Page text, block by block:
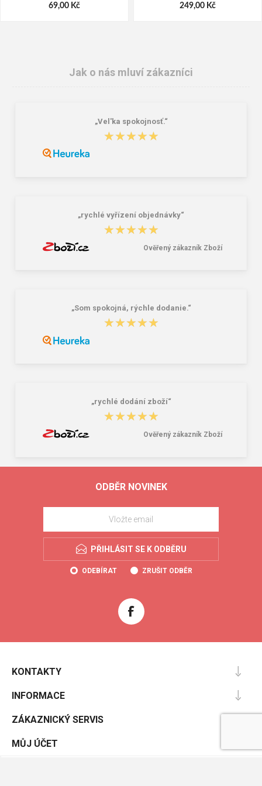
69,00 Kč 249,00 Kč
Jak o nás mluví zákazníci
„Vel'ka spokojnosť.“
★★★★★
★★★★★
„rychlé vyřízení objednávky“
★★★★★
★★★★★
Ověřený zákazník Zboží
„Som spokojná, rýchle dodanie.“
★★★★★
★★★★★
„rychlé dodání zboží“
★★★★★
★★★★★
Ověřený zákazník Zboží
ODBĚR NOVINEK
PŘIHLÁSIT SE K ODBĚRU
ODEBÍRAT ZRUŠIT ODBĚR
KONTAKTY
INFORMACE
ZÁKAZNICKÝ SERVIS
MŮJ ÚČET